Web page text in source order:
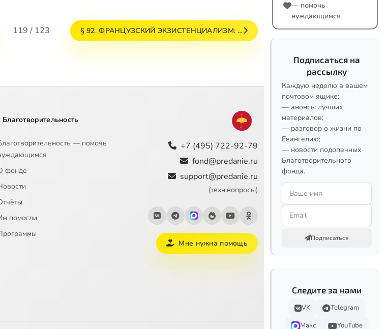
119 / 123 § 92. ФРАНЦУЗСКИЙ ЭКЗИСТЕНЦИАЛИЗМ: …
Благотворительность
— помочь
фонде
помогли
+7 (495) 722-92-79
fond@predanie.ru
support@predanie.ru
(техн.вопросы)
Мне нужна помощь
— помочь
нуждающимся
Подписаться на
рассылку
Каждую неделю в вашем
почтовом ящике:
— анонсы лучших
материалов;
— разговор о жизни по
Евангелию;
— новости подопечных
Благотворительного
фонда.
Подписаться
Следите за нами
VK
Telegram
Макс
YouTube